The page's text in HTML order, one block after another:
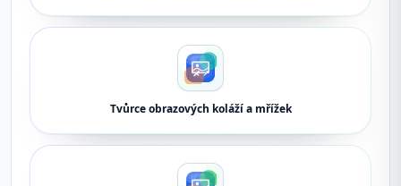
Tvůrce obrazových koláží a mřížek